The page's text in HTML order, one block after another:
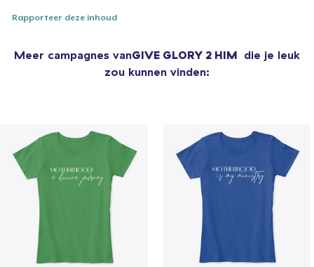
Rapporteer deze inhoud
Meer campagnes vanGIVE GLORY 2 HIM die je leuk
zou kunnen vinden: